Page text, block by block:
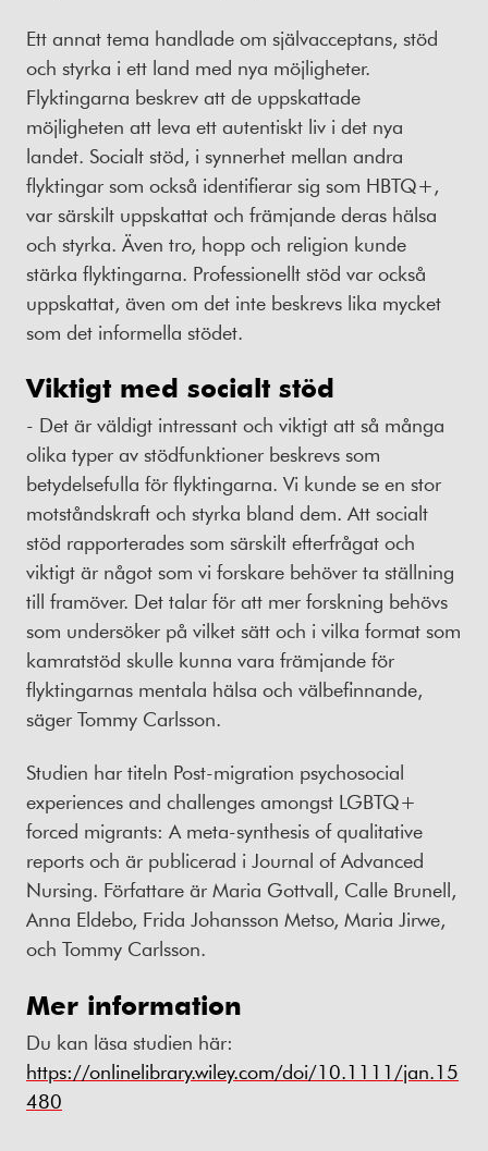
Ett annat tema handlade om självacceptans, stöd
och styrka i ett land med nya möjligheter.
Flyktingarna beskrev att de uppskattade
möjligheten att leva ett autentiskt liv i det nya
landet. Socialt stöd, i synnerhet mellan andra
flyktingar som också identifierar sig som HBTQ+,
var särskilt uppskattat och främjande deras hälsa
och styrka. Även tro, hopp och religion kunde
stärka flyktingarna. Professionellt stöd var också
uppskattat, även om det inte beskrevs lika mycket
som det informella stödet.
Viktigt med socialt stöd
- Det är väldigt intressant och viktigt att så många
olika typer av stödfunktioner beskrevs som
betydelsefulla för flyktingarna. Vi kunde se en stor
motståndskraft och styrka bland dem. Att socialt
stöd rapporterades som särskilt efterfrågat och
viktigt är något som vi forskare behöver ta ställning
till framöver. Det talar för att mer forskning behövs
som undersöker på vilket sätt och i vilka format som
kamratstöd skulle kunna vara främjande för
flyktingarnas mentala hälsa och välbefinnande,
säger Tommy Carlsson.
Studien har titeln Post-migration psychosocial
experiences and challenges amongst LGBTQ+
forced migrants: A meta-synthesis of qualitative
reports och är publicerad i Journal of Advanced
Nursing. Författare är Maria Gottvall, Calle Brunell,
Anna Eldebo, Frida Johansson Metso, Maria Jirwe,
och Tommy Carlsson.
Mer information
Du kan läsa studien här:
https://onlinelibrary.wiley.com/doi/10.1111/jan.15
480